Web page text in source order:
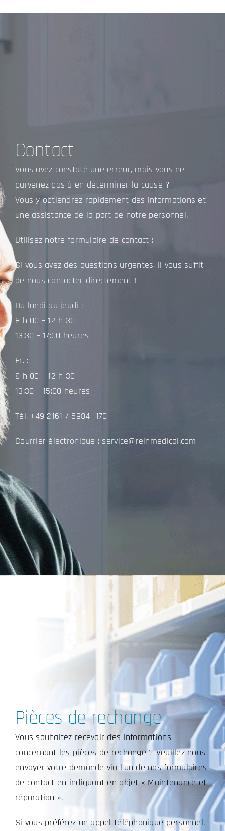
Contact
Vous avez constaté une erreur, mais vous ne
parvenez pas à en déterminer la cause ?
Vous y obtiendrez rapidement des informations et
une assistance de la part de notre personnel.
Utilisez notre formulaire de contact :
Si vous avez des questions urgentes, il vous suffit
de nous contacter directement !
Du lundi au jeudi :
8 h 00 – 12 h 30
13:30 – 17:00 heures
Fr. :
8 h 00 – 12 h 30
13:30 – 15:00 heures
Tél. +49 2161 / 6984 -170
Courrier électronique : service@reinmedical.com
Pièces de rechange
Vous souhaitez recevoir des informations
concernant les pièces de rechange ? Veuillez nous
envoyer votre demande via l’un de nos formulaires
de contact en indiquant en objet « Maintenance et
réparation ».
Si vous préférez un appel téléphonique personnel,